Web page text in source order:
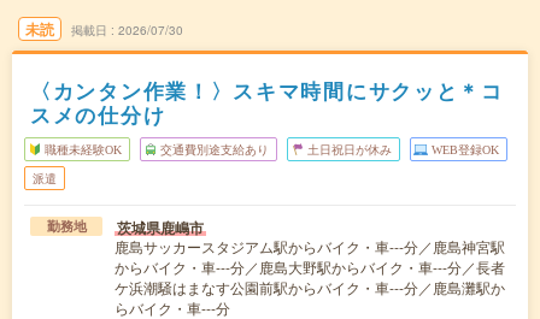
未読 掲載日 2026/07/30
〈カンタン作業！〉スキマ時間にサクッと＊コ
スメの仕分け
職種未経験OK 交通費別途支給あり 土日祝日が休み WEB登録OK
派遣
勤務地 茨城県鹿嶋市
鹿島サッカースタジアム駅からバイク・車---分／鹿島神宮駅
からバイク・車---分／鹿島大野駅からバイク・車---分／長者
ケ浜潮騒はまなす公園前駅からバイク・車---分／鹿島灘駅か
らバイク・車---分